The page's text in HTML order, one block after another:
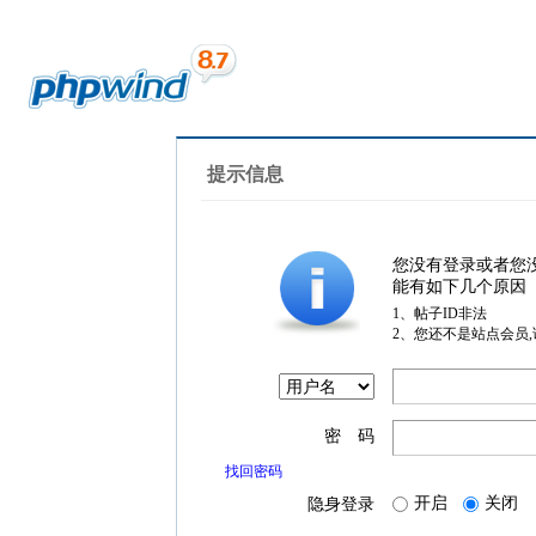
提示信息
您没有登录或者您
能有如下几个原因
1、帖子ID非法
2、您还不是站点会员
密 码
找回密码
隐身登录 开启 关闭